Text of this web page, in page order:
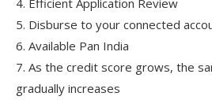
5. Disburse to your connected
6. Available Pan India
7. As the credit score grows, the
gradually increases